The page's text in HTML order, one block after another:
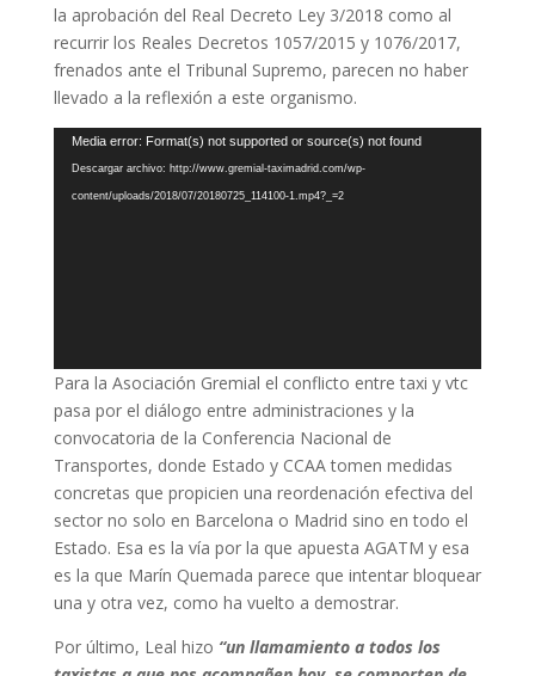
la aprobación del Real Decreto Ley 3/2018 como al
recurrir los Reales Decretos 1057/2015 y 1076/2017,
frenados ante el Tribunal Supremo, parecen no haber
llevado a la reflexión a este organismo.
Reproductor
vídeo
Media error: Format(s) not supported or source(s) not found
Descargar archivo: http://www.gremial-taximadrid.com/wp-
content/uploads/2018/07/20180725_114100-1.mp4?_=2
Para la Asociación Gremial el conflicto entre taxi y vtc
pasa por el diálogo entre administraciones y la
convocatoria de la Conferencia Nacional de
Transportes, donde Estado y CCAA tomen medidas
concretas que propicien una reordenación efectiva del
sector no solo en Barcelona o Madrid sino en todo el
Estado. Esa es la vía por la que apuesta AGATM y esa
es la que Marín Quemada parece que intentar bloquear
una y otra vez, como ha vuelto a demostrar.
Por último, Leal hizo “un llamamiento a todos los